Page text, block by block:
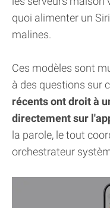
quoi alimenter un
malines.
Ces modèles sont
à des questions sur
récents ont droit à
directement sur
la parole, le tout
orchestrateur